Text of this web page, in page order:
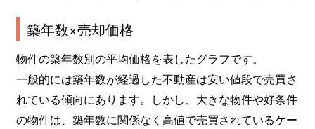
築年数×売却価格
物件の築年数別の平均価格を表したグラフです。
一般的には築年数が経過した不動産は安い値段で売買さ
れている傾向にあります。しかし、大きな物件や好条件
の物件は、築年数に関係なく高値で売買されているケー